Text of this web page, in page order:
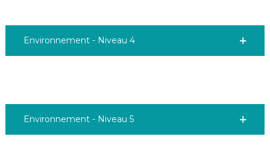
Environnement - Niveau 4
Environnement - Niveau 5